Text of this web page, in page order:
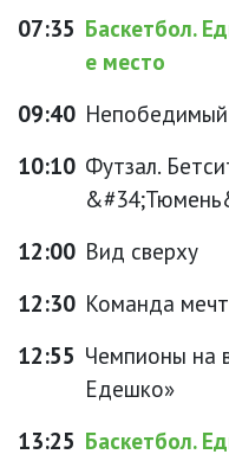
07:35 Баскетбол.
е место
09:40 Непобедимый
10:10 Футзал.
12:00 Вид сверху
12:30 Команда
12:55 Чемпионы на
Едешко»
13:25 Баскетбол.